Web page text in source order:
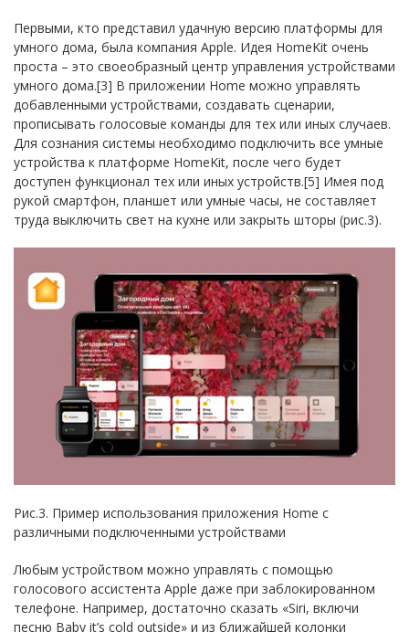
Первыми, кто представил удачную версию платформы для
умного дома, была компания Apple. Идея HomeKit очень
проста – это своеобразный центр управления устройствами
умного дома.[3] В приложении Home можно управлять
добавленными устройствами, создавать сценарии,
прописывать голосовые команды для тех или иных случаев.
Для сознания системы необходимо подключить все умные
устройства к платформе HomeKit, после чего будет
доступен функционал тех или иных устройств.[5] Имея под
рукой смартфон, планшет или умные часы, не составляет
труда выключить свет на кухне или закрыть шторы (рис.3).
Рис.3. Пример использования приложения Home с
различными подключенными устройствами
Любым устройством можно управлять с помощью
голосового ассистента Apple даже при заблокированном
телефоне. Например, достаточно сказать «Siri, включи
песню Baby it’s cold outside» и из ближайшей колонки